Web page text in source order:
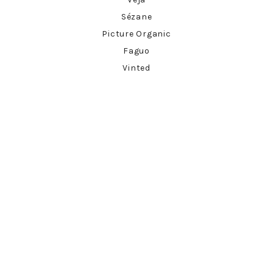
Sézane
Picture Organic
Faguo
Vinted